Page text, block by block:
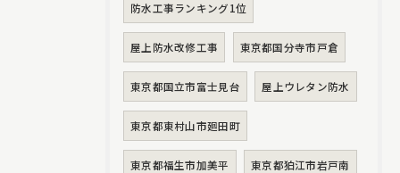
防水工事ランキング1位
屋上防水改修工事 東京都国分寺市戸倉
東京都国立市富士見台 屋上ウレタン防水
東京都東村山市廻田町
東京都福生市加美平 東京都狛江市岩戸南